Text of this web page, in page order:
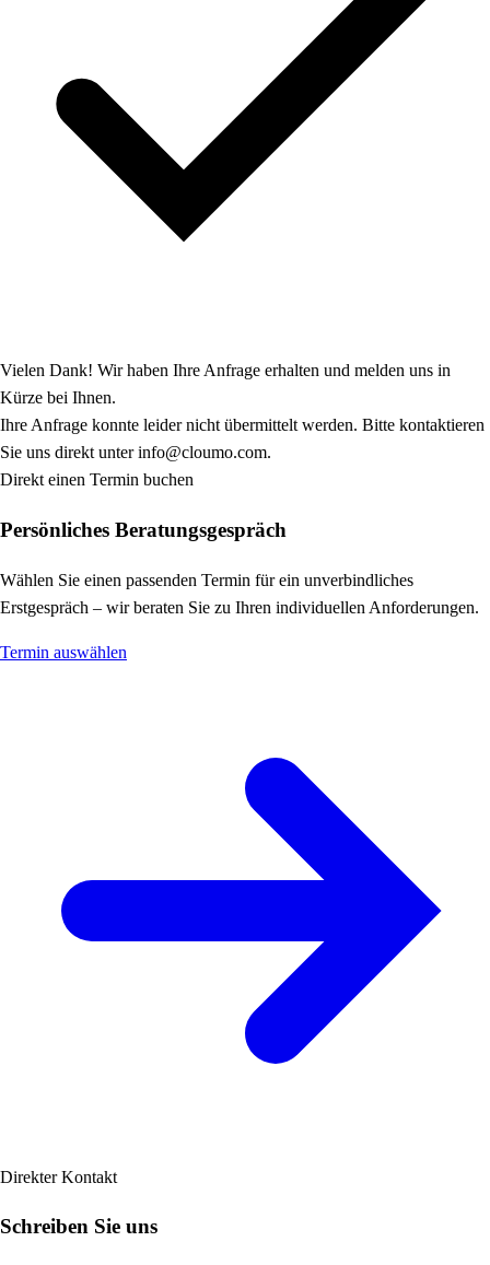
Vielen Dank! Wir haben Ihre Anfrage erhalten und melden uns in
Kürze bei Ihnen.
Ihre Anfrage konnte leider nicht übermittelt werden. Bitte kontaktieren
Sie uns direkt unter info@cloumo.com.
Direkt einen Termin buchen
Persönliches Beratungsgespräch
Wählen Sie einen passenden Termin für ein unverbindliches
Erstgespräch – wir beraten Sie zu Ihren individuellen Anforderungen.
Termin auswählen
Direkter Kontakt
Schreiben Sie uns